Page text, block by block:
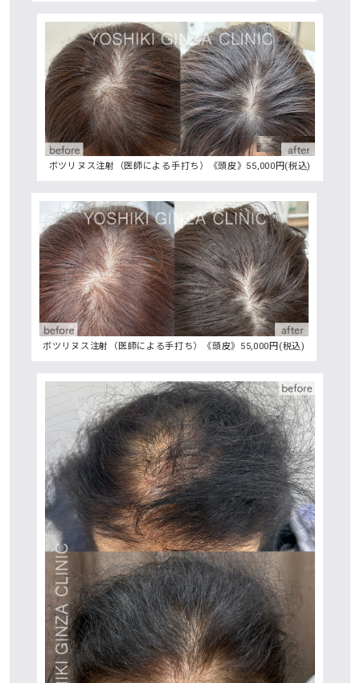
ボツリヌス注射（医師による手打ち）《頭皮》55,000円(税込)
ボツリヌス注射（医師による手打ち）《頭皮》55,000円(税込)